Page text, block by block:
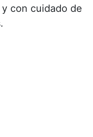
con cuidado de